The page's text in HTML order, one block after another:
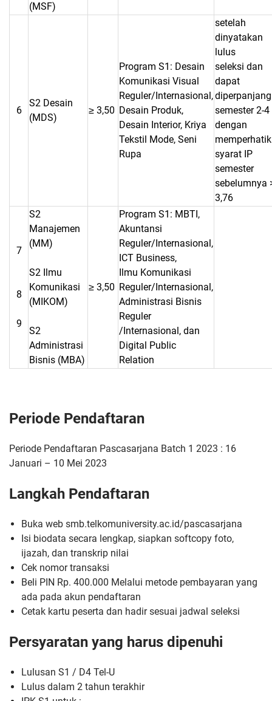
(MSF)
6
S2 Desain
(MDS)
≥ 3,50
Program S1: Desain
Komunikasi Visual
Reguler/Internasional,
Desain Produk,
Desain Interior, Kriya
Tekstil Mode, Seni
Rupa
setelah
dinyatakan
lulus
seleksi dan
dapat
semester 2-4
dengan
syarat IP
semester
sebelumnya
3,76
7
8
9
S2
Manajemen
(MM)
S2 Ilmu
Komunikasi
(MIKOM)
S2
Administrasi
Bisnis (MBA)
≥ 3,50
Program S1: MBTI,
Akuntansi
Reguler/Internasional,
ICT Business,
Ilmu Komunikasi
Reguler/Internasional,
Administrasi Bisnis
Reguler
/Internasional, dan
Digital Public
Relation
Periode Pendaftaran
Periode Pendaftaran Pascasarjana Batch 1 2023 : 16
Januari – 10 Mei 2023
Langkah Pendaftaran
Buka web smb.telkomuniversity.ac.id/pascasarjana
Isi biodata secara lengkap, siapkan softcopy foto,
ijazah, dan transkrip nilai
Cek nomor transaksi
Beli PIN Rp. 400.000 Melalui metode pembayaran yang
ada pada akun pendaftaran
Cetak kartu peserta dan hadir sesuai jadwal seleksi
Persyaratan yang harus dipenuhi
Lulusan S1 / D4 Tel-U
Lulus dalam 2 tahun terakhir